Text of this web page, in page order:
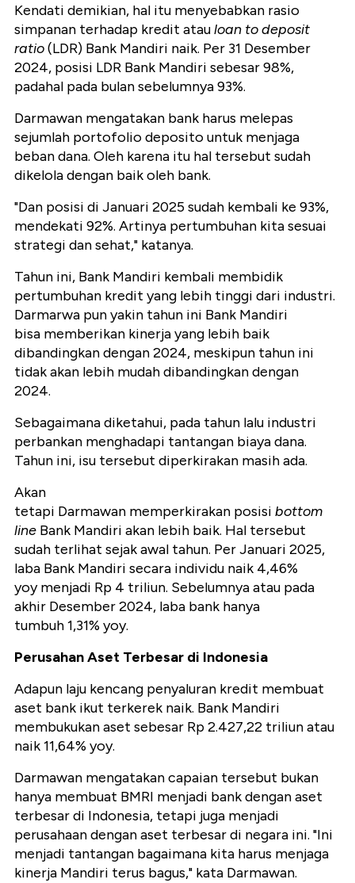
Kendati demikian, hal itu menyebabkan rasio
simpanan terhadap kredit atauloan to deposit
ratio(LDR) Bank Mandiri naik. Per 31 Desember
2024, posisi LDR Bank Mandiri sebesar 98%,
padahal pada bulan sebelumnya 93%.
Darmawan mengatakan bank harus melepas
sejumlah portofolio deposito untuk menjaga
beban dana. Oleh karena itu hal tersebut sudah
dikelola dengan baik oleh bank.
"Dan posisi di Januari 2025 sudah kembali ke 93%,
mendekati 92%. Artinya pertumbuhan kita sesuai
strategi dan sehat," katanya.
Tahun ini, Bank Mandiri kembali membidik
pertumbuhan kredit yang lebih tinggi dari industri.
Darmarwa pun yakin tahun ini Bank Mandiri
bisa memberikan kinerja yang lebih baik
dibandingkan dengan 2024, meskipun tahun ini
tidak akan lebih mudah dibandingkan dengan
2024.
Sebagaimana diketahui, pada tahun lalu industri
perbankan menghadapi tantangan biaya dana.
Tahun ini, isu tersebut diperkirakan masih ada.
Akan
tetapi Darmawan memperkirakan posisi bottom
line Bank Mandiri akan lebih baik. Hal tersebut
sudah terlihat sejak awal tahun. Per Januari 2025,
laba Bank Mandiri secara individu naik 4,46%
yoy menjadi Rp 4 triliun. Sebelumnya atau pada
akhir Desember 2024, laba bank hanya
tumbuh 1,31% yoy.
Perusahan Aset Terbesar di Indonesia
Adapun laju kencang penyaluran kredit membuat
aset bank ikut terkerek naik. Bank Mandiri
membukukan aset sebesar Rp 2.427,22 triliun atau
naik 11,64% yoy.
Darmawan mengatakan capaian tersebut bukan
hanya membuat BMRI menjadi bank dengan aset
terbesar di Indonesia, tetapi juga menjadi
perusahaan dengan aset terbesar di negara ini. "Ini
menjadi tantangan bagaimana kita harus menjaga
kinerja Mandiri terus bagus," kata Darmawan.